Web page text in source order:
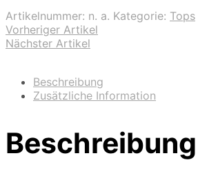
Artikelnummer: n. a. Kategorie: Tops
Vorheriger Artikel
Nächster Artikel
Beschreibung
Zusätzliche Information
Beschreibung